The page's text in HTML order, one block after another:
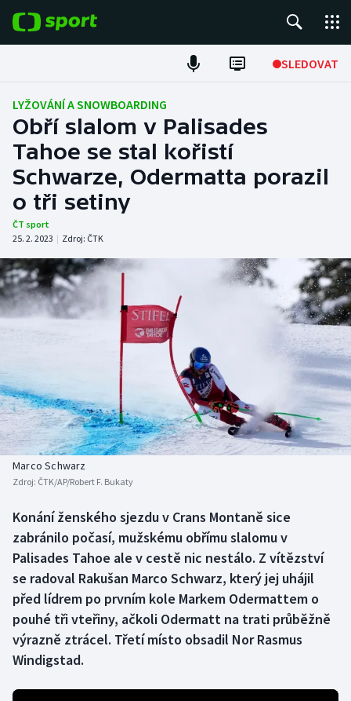
SLEDOVAT
Fotbal
Hokej
Tenis
Atletika
DALŠÍ SPORTY
Baseball a softbal
Basketbal
Biatlon
Boby a skeleton
Box
Curling
Dostihy
Florbal
Futsal
Historické návraty
Aplikace ČT sport
AZ kvíz
LYŽOVÁNÍ A SNOWBOARDING
Obří slalom v Palisades
Tahoe se stal kořistí
Schwarze, Odermatta porazil
o tři setiny
ČT sport
25. 2. 2023 | Zdroj: ČTK
Marco Schwarz
Zdroj: ČTK/AP/Robert F. Bukaty
Konání ženského sjezdu v Crans Montaně sice
zabránilo počasí, mužskému obřímu slalomu v
Palisades Tahoe ale v cestě nic nestálo. Z vítězství
se radoval Rakušan Marco Schwarz, který jej uhájil
před lídrem po prvním kole Markem Odermattem o
pouhé tři vteřiny, ačkoli Odermatt na trati průběžně
výrazně ztrácel. Třetí místo obsadil Nor Rasmus
Windigstad.